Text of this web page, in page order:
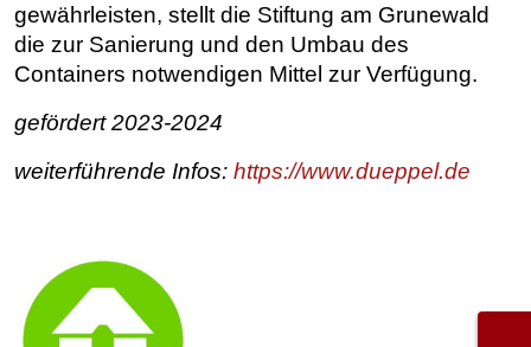
gewährleisten, stellt die Stiftung am Grunewald
die zur Sanierung und den Umbau des
Containers notwendigen Mittel zur Verfügung.
gefördert 2023-2024
weiterführende Infos: https://www.dueppel.de